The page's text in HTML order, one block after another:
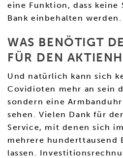
eine Funktion, dass keine
Bank einbehalten werden.
WAS BENÖTIGT
FÜR DEN
Und natürlich kann sich
Covidioten mehr an sein
sondern eine
sehen. Vielen Dank für
Service, mit denen sich
mehrere hunderttausend
lassen.